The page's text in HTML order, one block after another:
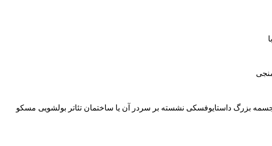
بزرگ داستایوفسکی نشسته بر سردر آن یا ساختمان تئاتر بولشویی مسکو